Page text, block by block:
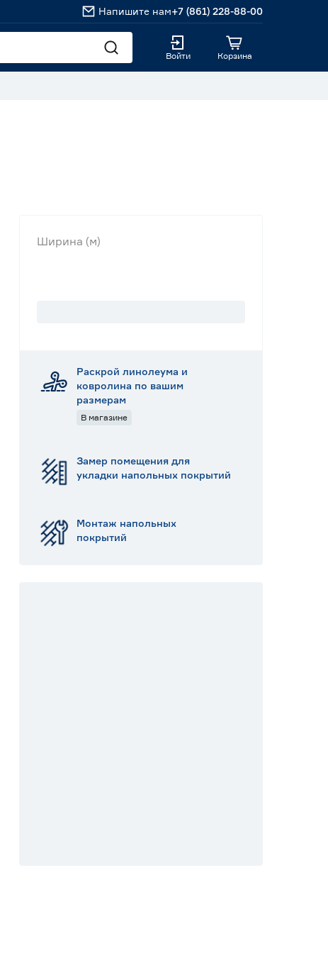
Напишите нам+7 (861) 228-88-00
Войти Корзина
Ширина (м)
Раскрой линолеума и
ковролина по вашим
размерам
В магазине
Замер помещения для
укладки напольных покрытий
Монтаж напольных
покрытий